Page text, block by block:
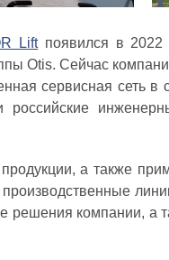
Liftпоявился в 2022
Otis. Сейчас
сервисная сеть в
а также
решения компании, а